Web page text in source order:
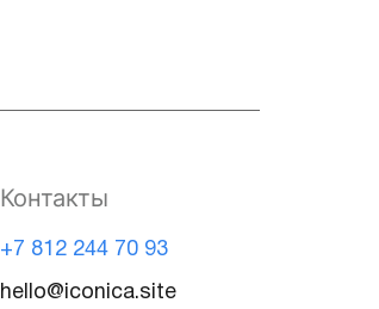
Контакты
+7 812 244 70 93
hello@iconica.site